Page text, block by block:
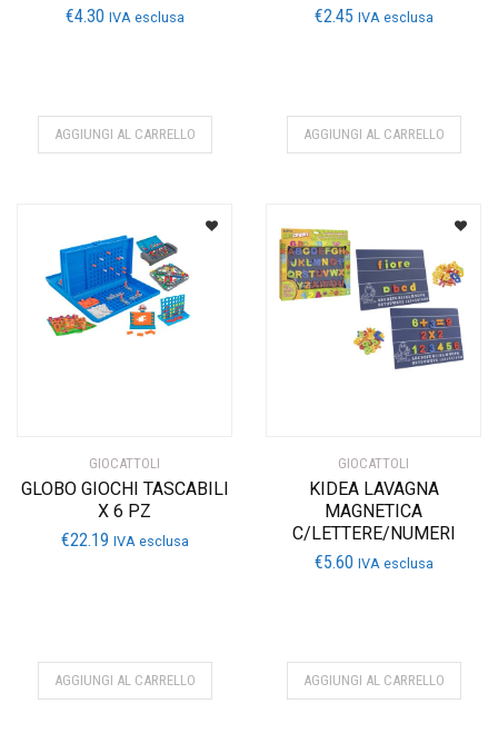
€4.30 IVA esclusa
AGGIUNGI AL CARRELLO
€2.45 IVA esclusa
AGGIUNGI AL CARRELLO
GIOCATTOLI
GLOBO GIOCHI TASCABILI
X 6 PZ
€22.19 IVA esclusa
AGGIUNGI AL CARRELLO
GIOCATTOLI
KIDEA LAVAGNA
MAGNETICA
C/LETTERE/NUMERI
€5.60 IVA esclusa
AGGIUNGI AL CARRELLO